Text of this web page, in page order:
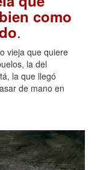
como
.
vieja que quiere
la del
la que llegó
de mano en